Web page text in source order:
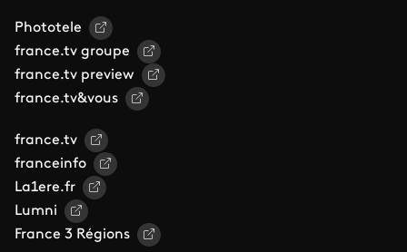
Phototele
france.tv groupe
france.tv preview
france.tv&vous
france.tv
franceinfo
La1ere.fr
Lumni
France 3 Régions